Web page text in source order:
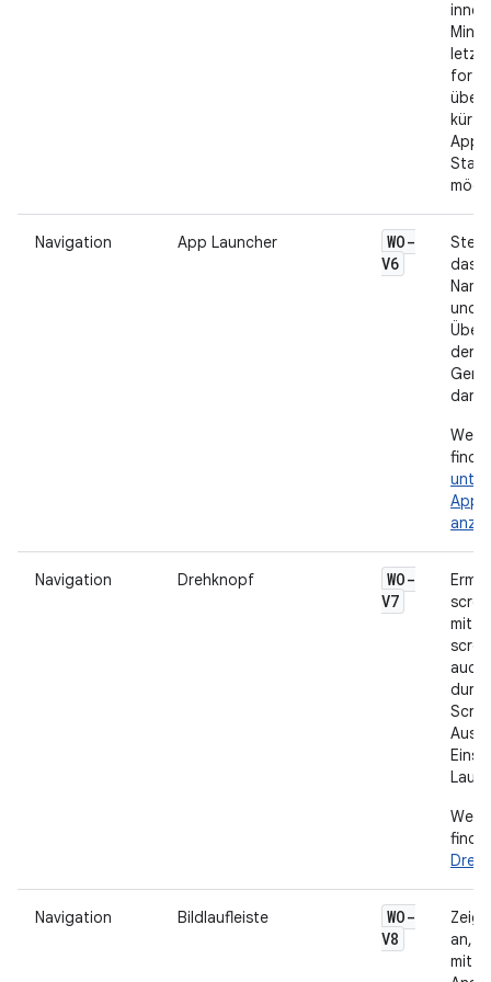
über
Navigation App Launcher
WO-
V6
das
und
der
dar.
App-
Navigation Drehknopf
WO-
V7
mit
auch
Navigation Bildlaufleiste
WO-
V8
an,
mit